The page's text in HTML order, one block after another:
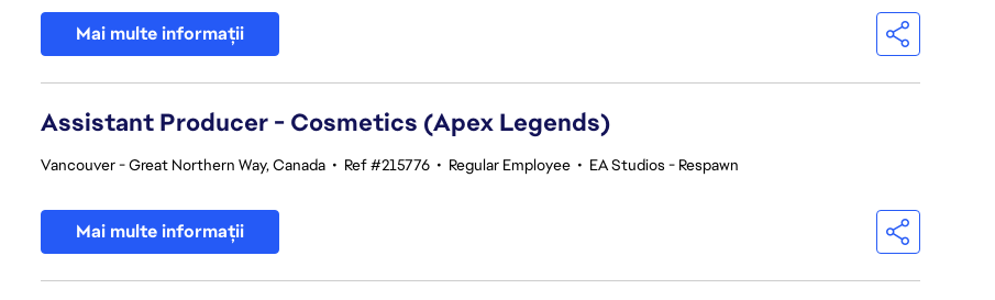
Mai multe informații
Assistant Producer - Cosmetics (Apex Legends)
Vancouver - Great Northern Way, Canada • Ref #215776 • Regular Employee • EA Studios - Respawn
Mai multe informații